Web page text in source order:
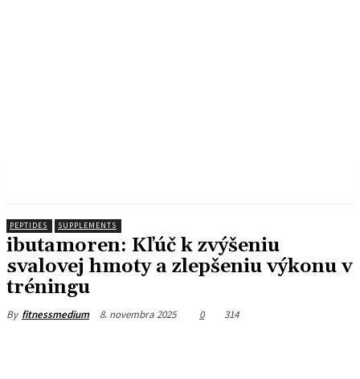
PEPTIDES SUPPLEMENTS
ibutamoren: Kľúč k zvýšeniu
svalovej hmoty a zlepšeniu výkonu v
tréningu
By fitnessmedium 8. novembra 2025 0 314